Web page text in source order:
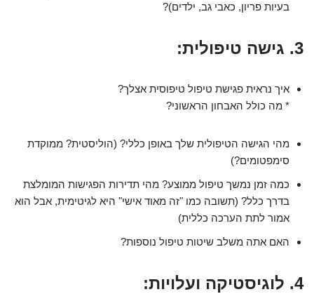
בעיות פריון, כאבי גב, ילדים)?
3. גישה טיפולית:
איך נראית פגישת טיפול טיפוסית אצלך?
* מה כולל האבחון הראשוני?
מהי הגישה הטיפולית שלך באופן כללי? (הוליסטית? ממוקדת
סימפטומים?)
כמה זמן נמשך טיפול ממוצע? מהי תדירות הפגישות המומלצת
בדרך כלל? (תשובה כמו "זה מאוד אישי" היא לגיטימית, אבל הוא
אמור לתת הערכה כללית)
האם אתה משלב שיטות טיפול נוספות?
4. לוגיסטיקה ועלויות: